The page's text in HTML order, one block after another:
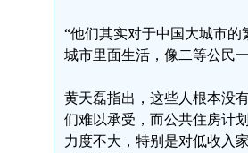
“他们其实对于中国大城市
城市里面生活，像二等公民
黄天磊指出，这些人根本没
们难以承受，而公共住房计
力度不大，特别是对低收入